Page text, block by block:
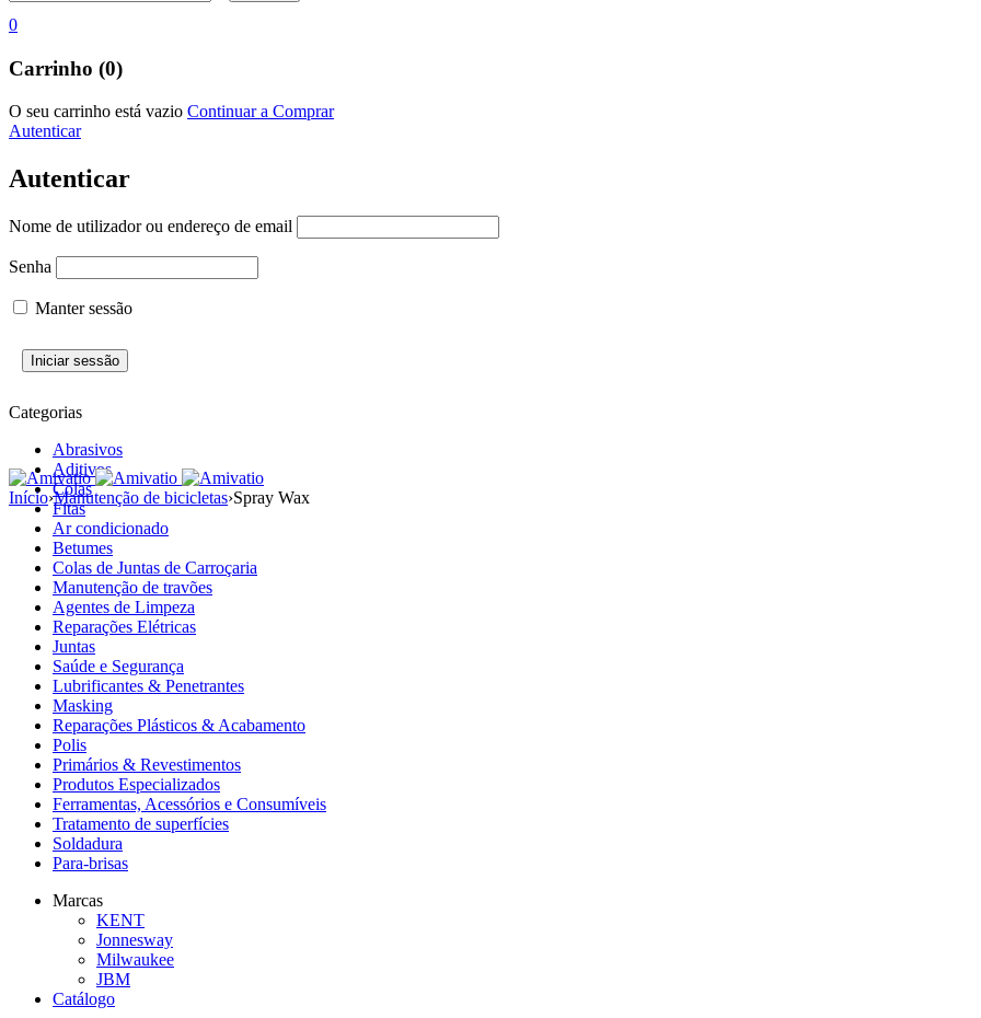
0
Carrinho (0)
O seu carrinho está vazio Continuar a Comprar
Autenticar
Autenticar
Nome de utilizador ou endereço de email
Senha
Manter sessão
Categorias
Abrasivos
Aditivos
Colas
Fitas
Ar condicionado
Betumes
Colas de Juntas de Carroçaria
Manutenção de travões
Agentes de Limpeza
Reparações Elétricas
Juntas
Saúde e Segurança
Lubrificantes & Penetrantes
Masking
Reparações Plásticos & Acabamento
Polis
Primários & Revestimentos
Produtos Especializados
Ferramentas, Acessórios e Consumíveis
Tratamento de superfícies
Soldadura
Para-brisas
Marcas
KENT
Jonnesway
Milwaukee
JBM
Catálogo
Início›Manutenção de bicicletas›Spray Wax